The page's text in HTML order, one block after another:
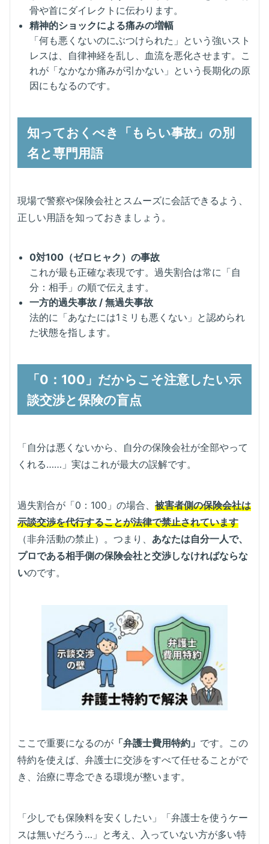
骨や首にダイレクトに伝わります。
精神的ショックによる痛みの増幅
「何も悪くないのにぶつけられた」という強いスト
レスは、自律神経を乱し、血流を悪化させます。こ
れが「なかなか痛みが引かない」という長期化の原
因にもなるのです。
知っておくべき「もらい事故」の別
名と専門用語
現場で警察や保険会社とスムーズに会話できるよう、
正しい用語を知っておきましょう。
0対100（ゼロヒャク）の事故
これが最も正確な表現です。過失割合は常に「自
分：相手」の順で伝えます。
一方的過失事故 / 無過失事故
法的に「あなたには1ミリも悪くない」と認められ
た状態を指します。
「0：100」だからこそ注意したい示
談交渉と保険の盲点
「自分は悪くないから、自分の保険会社が全部やって
くれる……」実はこれが最大の誤解です。
過失割合が「0：100」の場合、 被害者側の保険会社は
示談交渉を代行することが法律で禁止されています
（非弁活動の禁止）。つまり、 あなたは自分一人で、
プロである相手側の保険会社と交渉しなければならな
いのです。
ここで重要になるのが 「弁護士費用特約」 です。この
特約を使えば、弁護士に交渉をすべて任せることがで
き、治療に専念できる環境が整います。
「少しでも保険料を安くしたい」「弁護士を使うケー
スは無いだろう…」と考え、入っていない方が多い特